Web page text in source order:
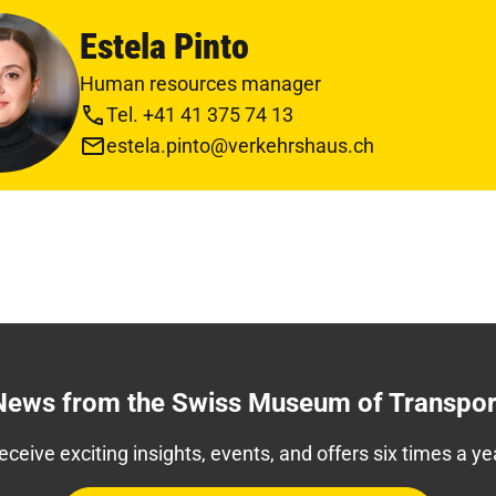
Estela Pinto
Human resources manager
Tel. +41 41 375 74 13
estela.pinto@verkehrshaus.ch
from the Swiss Museum of
exciting insights, events, and offers six times a